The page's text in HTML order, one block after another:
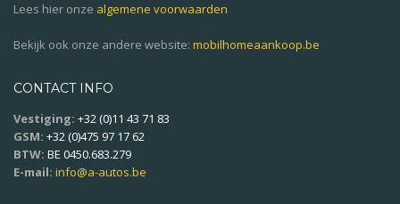
Lees hier onze algemene voorwaarden
Bekijk ook onze andere website: mobilhomeaankoop.be
CONTACT INFO
Vestiging: +32 (0)11 43 71 83
GSM: +32 (0)475 97 17 62
BTW: BE 0450.683.279
E-mail: info@a-autos.be